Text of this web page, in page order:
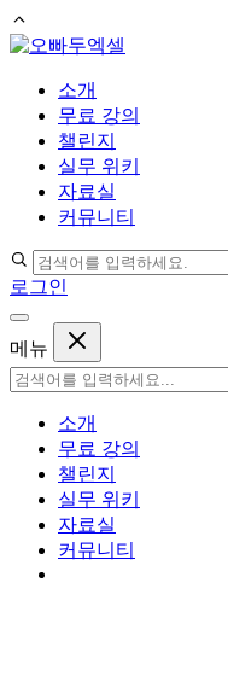
컨
소개
무료 강의
챌린지
실무 위키
자료실
커뮤니티
로그인
메뉴
소개
무료 강의
챌린지
실무 위키
자료실
커뮤니티